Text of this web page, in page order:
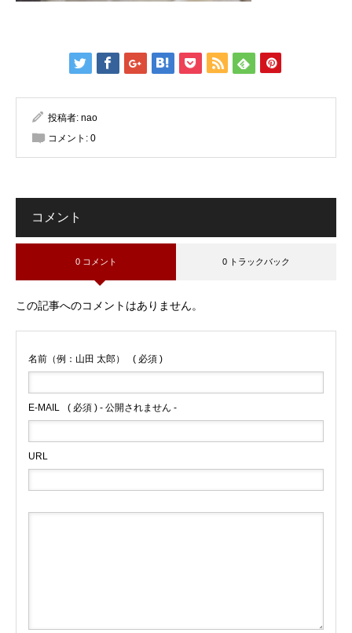
投稿者: nao
コメント: 0
コメント
0 コメント 0 トラックバック
この記事へのコメントはありません。
名前（例：山田 太郎） ( 必須 )
E-MAIL ( 必須 ) - 公開されません -
URL